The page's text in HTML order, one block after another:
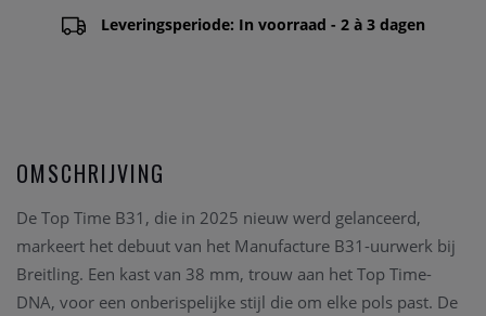
Leveringsperiode: In voorraad - 2 à 3 dagen
OMSCHRIJVING
De Top Time B31, die in 2025 nieuw werd gelanceerd,
markeert het debuut van het Manufacture B31-uurwerk bij
Breitling. Een kast van 38 mm, trouw aan het Top Time-
DNA, voor een onberispelijke stijl die om elke pols past. De